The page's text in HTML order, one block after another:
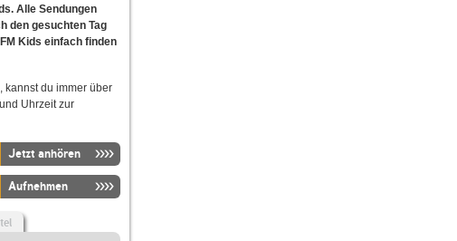
Alle Sendungen
den gesuchten Tag
Kids einfach finden
kannst du immer über
Uhrzeit zur
Jetzt anhören
Aufnehmen